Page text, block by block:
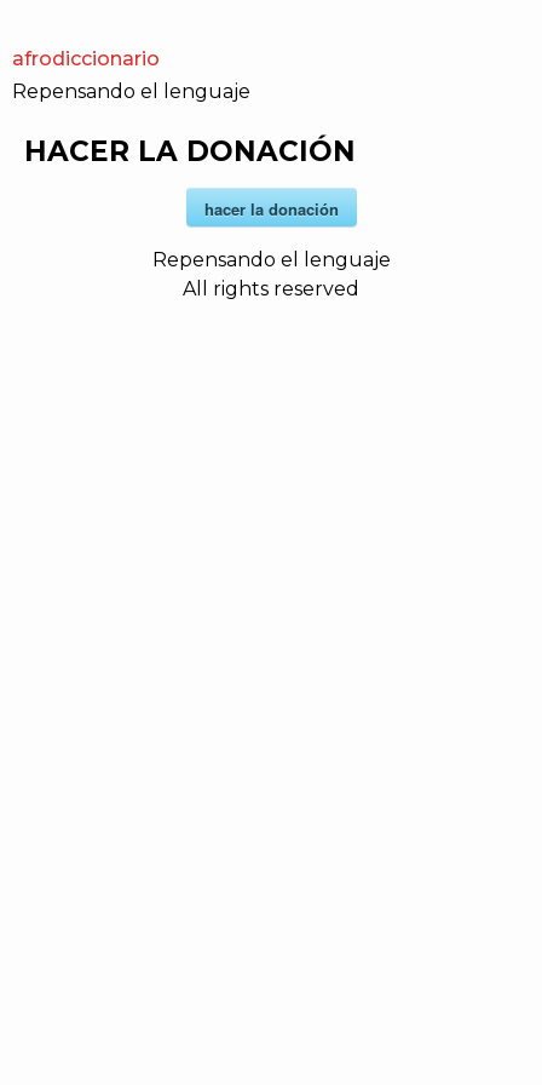
afrodiccionario
Repensando el lenguaje
HACER LA DONACIÓN
hacer la donación
Repensando el lenguaje
All rights reserved